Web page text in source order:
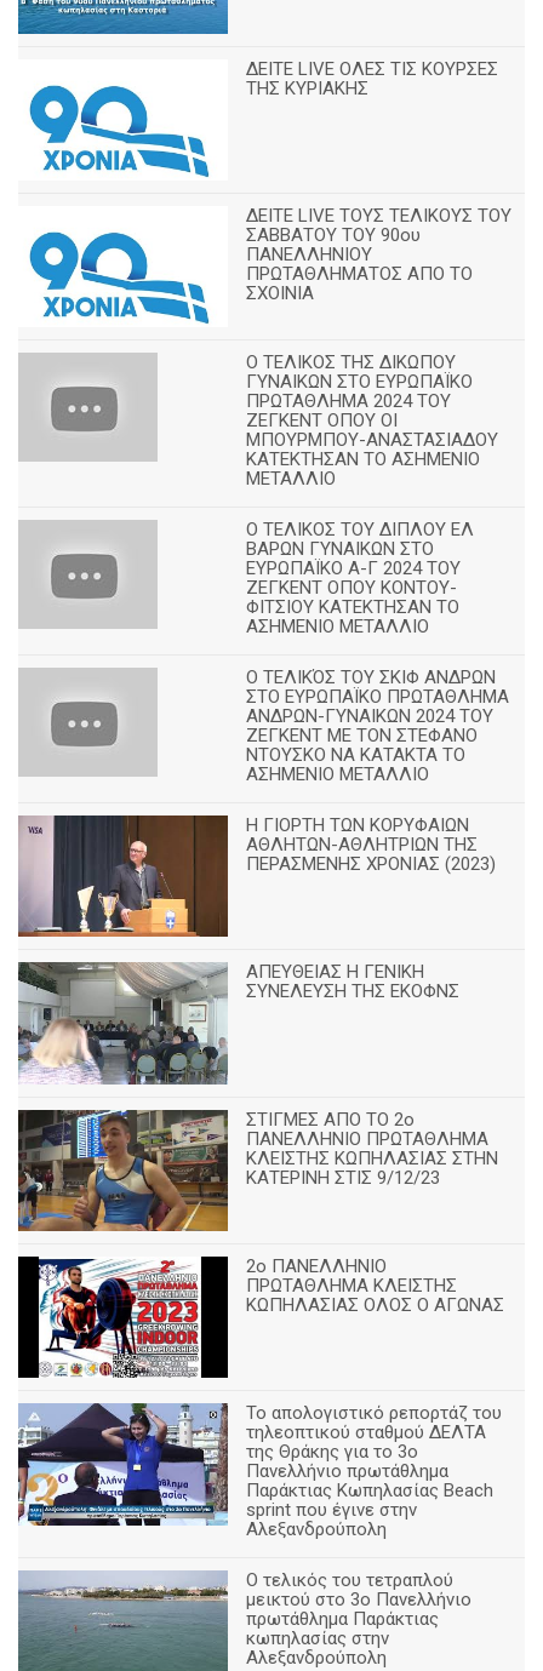
ΔΕΙΤΕ LIVE ΟΛΕΣ ΤΙΣ ΚΟΥΡΣΕΣ
ΤΗΣ ΚΥΡΙΑΚΗΣ
ΔΕΙΤΕ LIVE ΤΟΥΣ ΤΕΛΙΚΟΥΣ ΤΟΥ
ΣΑΒΒΑΤΟΥ ΤΟΥ 90ου
ΠΑΝΕΛΛΗΝΙΟΥ
ΠΡΩΤΑΘΛΗΜΑΤΟΣ ΑΠΟ ΤΟ
ΣΧΟΙΝΙΑ
Ο ΤΕΛΙΚΟΣ ΤΗΣ ΔΙΚΩΠΟΥ
ΓΥΝΑΙΚΩΝ ΣΤΟ ΕΥΡΩΠΑΪΚΟ
ΠΡΩΤΑΘΛΗΜΑ 2024 ΤΟΥ
ΖΕΓΚΕΝΤ ΟΠΟΥ ΟΙ
ΜΠΟΥΡΜΠΟΥ-ΑΝΑΣΤΑΣΙΑΔΟΥ
ΚΑΤΕΚΤΗΣΑΝ ΤΟ ΑΣΗΜΕΝΙΟ
ΜΕΤΑΛΛΙΟ
Ο ΤΕΛΙΚΟΣ ΤΟΥ ΔΙΠΛΟΥ ΕΛ
ΒΑΡΩΝ ΓΥΝΑΙΚΩΝ ΣΤΟ
ΕΥΡΩΠΑΪΚΟ Α-Γ 2024 ΤΟΥ
ΖΕΓΚΕΝΤ ΟΠΟΥ ΚΟΝΤΟΥ-
ΦΙΤΣΙΟΥ ΚΑΤΕΚΤΗΣΑΝ ΤΟ
ΑΣΗΜΕΝΙΟ ΜΕΤΑΛΛΙΟ
Ο ΤΕΛΙΚΌΣ ΤΟΥ ΣΚΙΦ ΑΝΔΡΩΝ
ΣΤΟ ΕΥΡΩΠΑΪΚΟ ΠΡΩΤΑΘΛΗΜΑ
ΑΝΔΡΩΝ-ΓΥΝΑΙΚΩΝ 2024 ΤΟΥ
ΖΕΓΚΕΝΤ ΜΕ ΤΟΝ ΣΤΕΦΑΝΟ
ΝΤΟΥΣΚΟ ΝΑ ΚΑΤΑΚΤΑ ΤΟ
ΑΣΗΜΕΝΙΟ ΜΕΤΑΛΛΙΟ
Η ΓΙΟΡΤΗ ΤΩΝ ΚΟΡΥΦΑΙΩΝ
ΑΘΛΗΤΩΝ-ΑΘΛΗΤΡΙΩΝ ΤΗΣ
ΠΕΡΑΣΜΕΝΗΣ ΧΡΟΝΙΑΣ (2023)
ΑΠΕΥΘΕΙΑΣ Η ΓΕΝΙΚΗ
ΣΥΝΕΛΕΥΣΗ ΤΗΣ ΕΚΟΦΝΣ
ΣΤΙΓΜΕΣ ΑΠΟ ΤΟ 2ο
ΠΑΝΕΛΛΗΝΙΟ ΠΡΩΤΑΘΛΗΜΑ
ΚΛΕΙΣΤΗΣ ΚΩΠΗΛΑΣΙΑΣ ΣΤΗΝ
ΚΑΤΕΡΙΝΗ ΣΤΙΣ 9/12/23
2ο ΠΑΝΕΛΛΗΝΙΟ
ΠΡΩΤΑΘΛΗΜΑ ΚΛΕΙΣΤΗΣ
ΚΩΠΗΛΑΣΙΑΣ ΟΛΟΣ Ο ΑΓΩΝΑΣ
Το απολογιστικό ρεπορτάζ του
τηλεοπτικού σταθμού ΔΕΛΤΑ
της Θράκης για το 3ο
Πανελλήνιο πρωτάθλημα
Παράκτιας Κωπηλασίας Beach
sprint που έγινε στην
Αλεξανδρούπολη
Ο τελικός του τετραπλού
μεικτού στο 3ο Πανελλήνιο
πρωτάθλημα Παράκτιας
κωπηλασίας στην
Αλεξανδρούπολη